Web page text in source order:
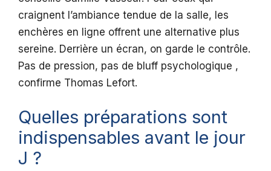
craignent l’ambiance tendue de la salle, les
enchères en ligne offrent une alternative plus
sereine. Derrière un écran, on garde le contrôle.
Pas de pression, pas de bluff psychologique ,
confirme Thomas Lefort.
Quelles préparations sont
indispensables avant le jour
J ?